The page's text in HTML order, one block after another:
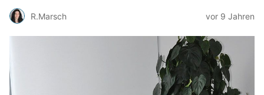
R.Marsch vor 9 Jahren